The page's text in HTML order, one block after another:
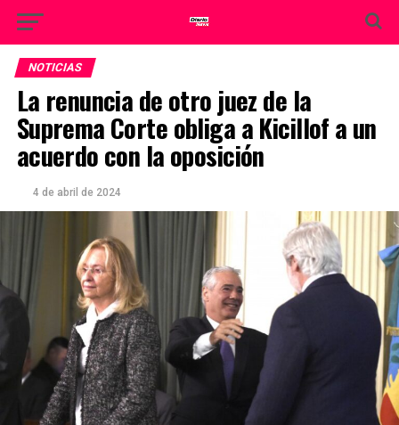
NOTICIAS
La renuncia de otro juez de la
Suprema Corte obliga a Kicillof a un
acuerdo con la oposición
4 de abril de 2024